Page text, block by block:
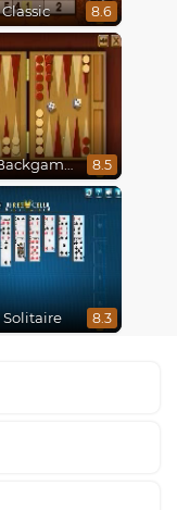
8.6
Classic Backgammon 8.5
Solitaire 8.3